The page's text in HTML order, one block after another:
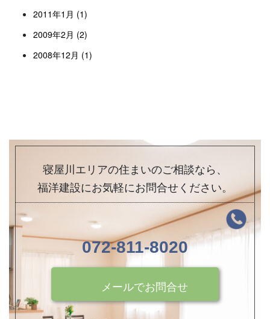
2011年1月 (1)
2009年2月 (2)
2008年12月 (1)
寝屋川エリアの住まいのご相談なら、
福洋建設にお気軽にお問合せください。
072-811-8020
メールでお問合せ